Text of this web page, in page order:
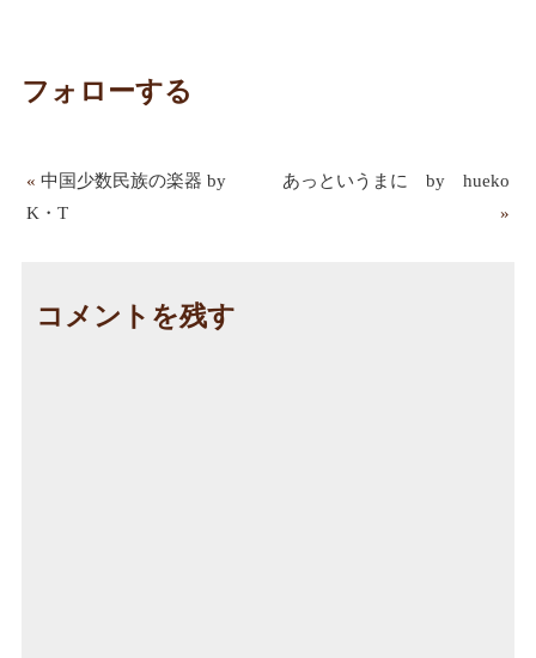
フォローする
«中国少数民族の楽器 by
K・T
あっというまに by hueko
»
コメントを残す